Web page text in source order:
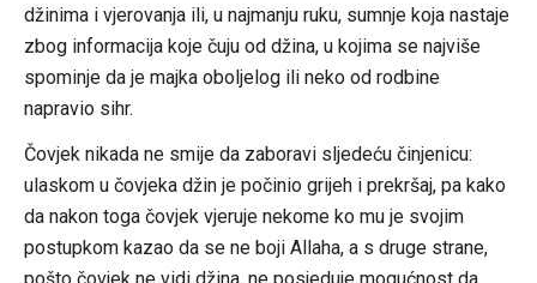
džinima i vjerovanja ili, u najmanju ruku, sumnje koja nastaje
zbog informacija koje čuju od džina, u kojima se najviše
spominje da je majka oboljelog ili neko od rodbine
napravio sihr.
Čovjek nikada ne smije da zaboravi sljedeću činjenicu:
ulaskom u čovjeka džin je počinio grijeh i prekršaj, pa kako
da nakon toga čovjek vjeruje nekome ko mu je svojim
postupkom kazao da se ne boji Allaha, a s druge strane,